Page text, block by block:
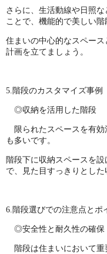
さらに、生活動線や日照
ことで、機能的で美しい階
住まいの中心的なスペー
計画を立てましょう。
5.階段のカスタマイズ事例
◎収納を活用した階段
限られたスペースを有効
も多いです。
階段下に収納スペースを
で、見た目すっきりとした
6.階段選びでの注意点とポ
◎安全性と耐久性の確保
階段は住まいにおいて重